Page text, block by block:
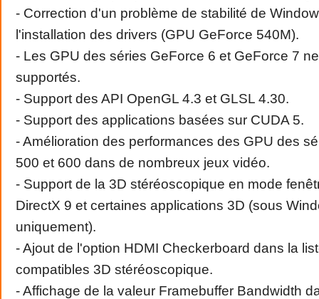
- Correction d'un problème de stabilité de
l'installation des drivers (GPU GeForce 540M).
- Les GPU des séries GeForce 6 et GeForce 7
supportés.
- Support des API OpenGL 4.3 et GLSL 4.30.
- Support des applications basées sur CUDA 5.
- Amélioration des performances des GPU des
500 et 600 dans de nombreux jeux vidéo.
- Support de la 3D stéréoscopique en mode
DirectX 9 et certaines applications 3D (sous
uniquement).
- Ajout de l'option HDMI Checkerboard dans la
compatibles 3D stéréoscopique.
- Affichage de la valeur Framebuffer Bandwidth